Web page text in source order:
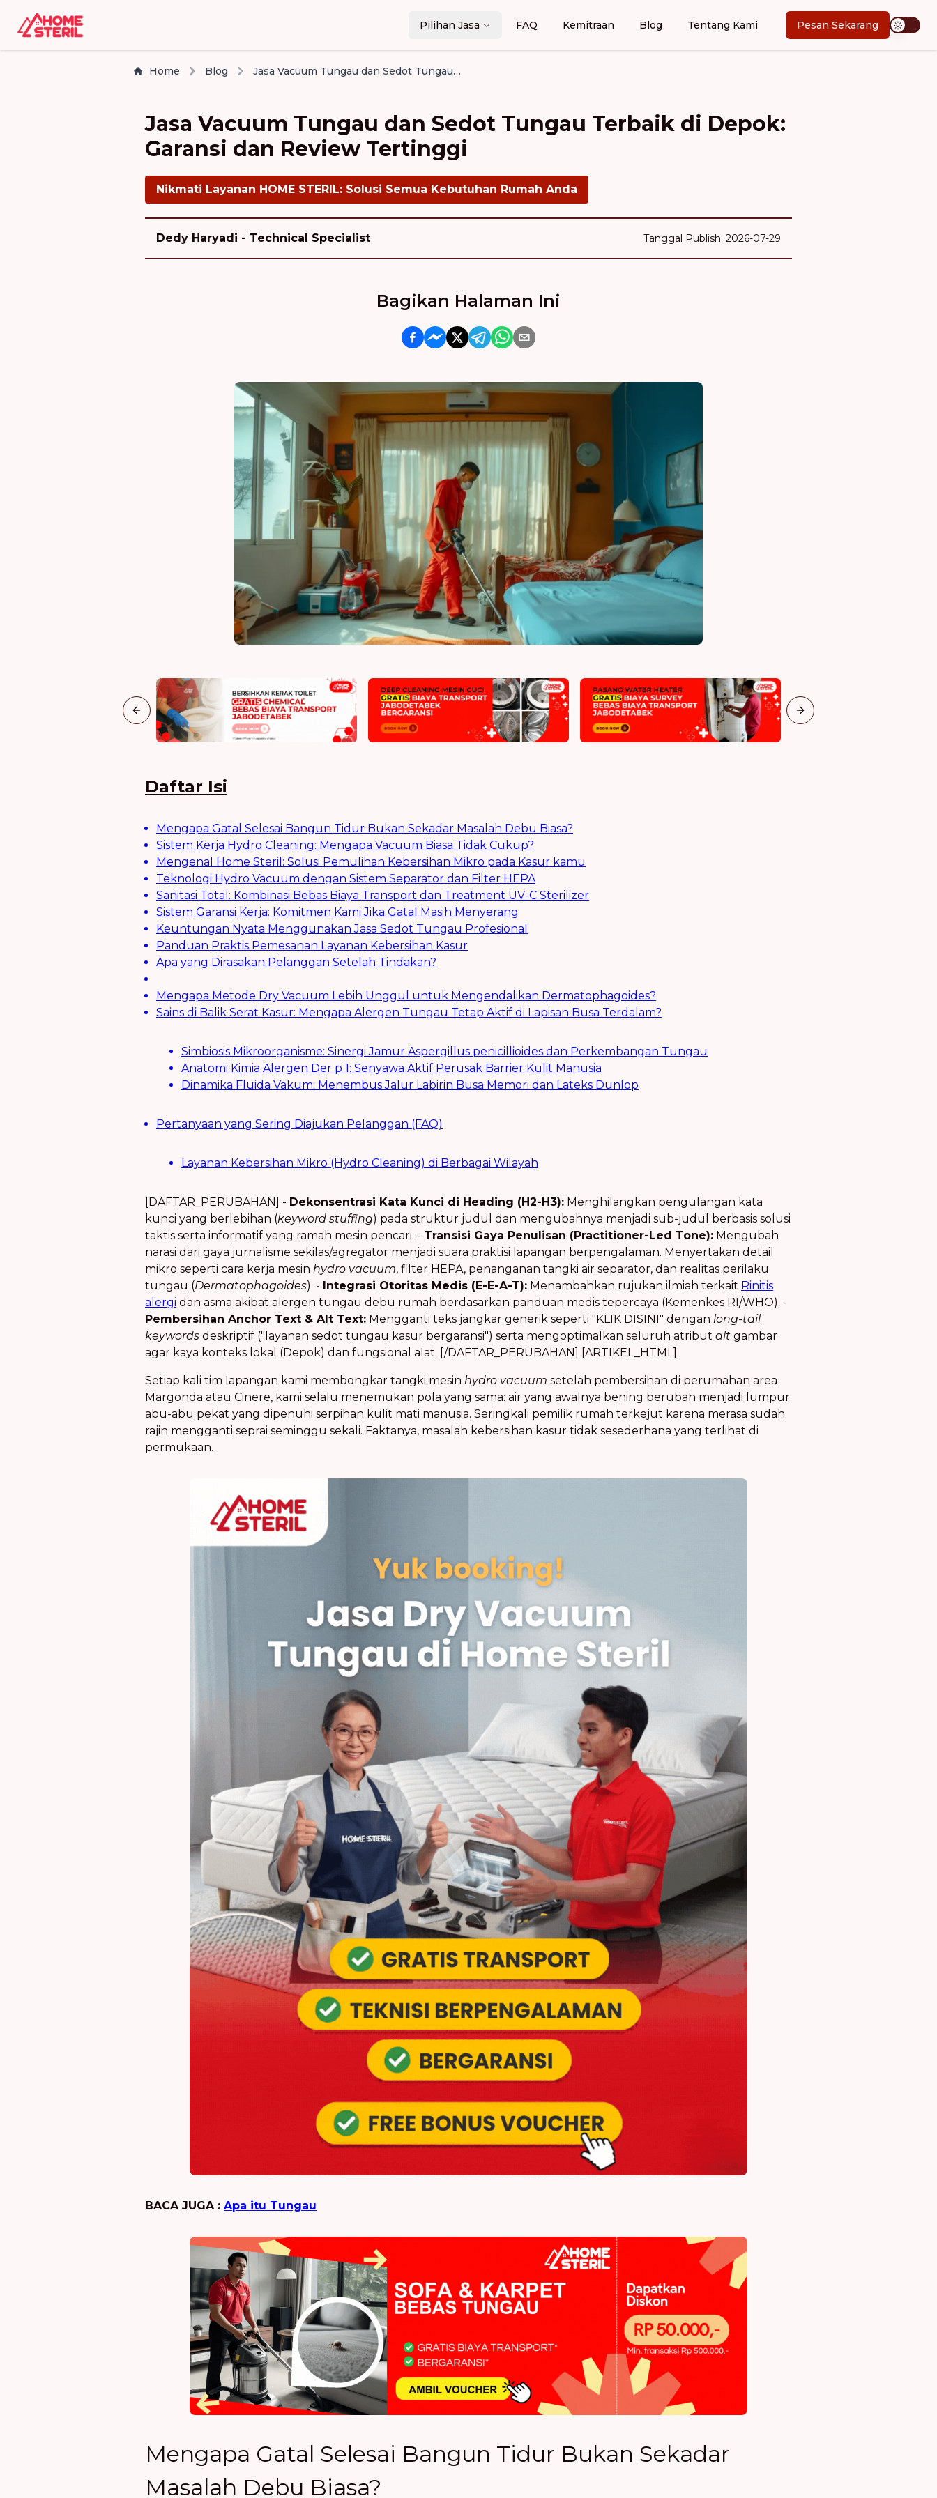
Pilihan Jasa FAQ Kemitraan Blog Tentang Kami Pesan Sekarang
Home Blog Jasa Vacuum Tungau dan Sedot Tungau Terbaik di Depok: Garansi dan Review Tertinggi
Jasa Vacuum Tungau dan Sedot Tungau Terbaik di Depok:
Garansi dan Review Tertinggi
Nikmati Layanan HOME STERIL: Solusi Semua Kebutuhan Rumah Anda
Dedy Haryadi - Technical Specialist Tanggal Publish: 2026-07-29
Bagikan Halaman Ini
Previous slide Next slide
Daftar Isi
Mengapa Gatal Selesai Bangun Tidur Bukan Sekadar Masalah Debu Biasa?
Sistem Kerja Hydro Cleaning: Mengapa Vacuum Biasa Tidak Cukup?
Mengenal Home Steril: Solusi Pemulihan Kebersihan Mikro pada Kasur kamu
Teknologi Hydro Vacuum dengan Sistem Separator dan Filter HEPA
Sanitasi Total: Kombinasi Bebas Biaya Transport dan Treatment UV-C Sterilizer
Sistem Garansi Kerja: Komitmen Kami Jika Gatal Masih Menyerang
Keuntungan Nyata Menggunakan Jasa Sedot Tungau Profesional
Panduan Praktis Pemesanan Layanan Kebersihan Kasur
Apa yang Dirasakan Pelanggan Setelah Tindakan?
Mengapa Metode Dry Vacuum Lebih Unggul untuk Mengendalikan Dermatophagoides?
Sains di Balik Serat Kasur: Mengapa Alergen Tungau Tetap Aktif di Lapisan Busa Terdalam?
Simbiosis Mikroorganisme: Sinergi Jamur Aspergillus penicillioides dan Perkembangan Tungau
Anatomi Kimia Alergen Der p 1: Senyawa Aktif Perusak Barrier Kulit Manusia
Dinamika Fluida Vakum: Menembus Jalur Labirin Busa Memori dan Lateks Dunlop
Pertanyaan yang Sering Diajukan Pelanggan (FAQ)
Layanan Kebersihan Mikro (Hydro Cleaning) di Berbagai Wilayah
[DAFTAR_PERUBAHAN] - Dekonsentrasi Kata Kunci di Heading (H2-H3): Menghilangkan pengulangan kata
kunci yang berlebihan (keyword stuffing) pada struktur judul dan mengubahnya menjadi sub-judul berbasis solusi
taktis serta informatif yang ramah mesin pencari. - Transisi Gaya Penulisan (Practitioner-Led Tone): Mengubah
narasi dari gaya jurnalisme sekilas/agregator menjadi suara praktisi lapangan berpengalaman. Menyertakan detail
mikro seperti cara kerja mesin hydro vacuum, filter HEPA, penanganan tangki air separator, dan realitas perilaku
tungau (Dermatophagoides). - Integrasi Otoritas Medis (E-E-A-T): Menambahkan rujukan ilmiah terkait Rinitis
alergi dan asma akibat alergen tungau debu rumah berdasarkan panduan medis tepercaya (Kemenkes RI/WHO). -
Pembersihan Anchor Text & Alt Text: Mengganti teks jangkar generik seperti "KLIK DISINI" dengan long-tail
keywords deskriptif ("layanan sedot tungau kasur bergaransi") serta mengoptimalkan seluruh atribut alt gambar
agar kaya konteks lokal (Depok) dan fungsional alat. [/DAFTAR_PERUBAHAN] [ARTIKEL_HTML]
Setiap kali tim lapangan kami membongkar tangki mesin hydro vacuum setelah pembersihan di perumahan area
Margonda atau Cinere, kami selalu menemukan pola yang sama: air yang awalnya bening berubah menjadi lumpur
abu-abu pekat yang dipenuhi serpihan kulit mati manusia. Seringkali pemilik rumah terkejut karena merasa sudah
rajin mengganti seprai seminggu sekali. Faktanya, masalah kebersihan kasur tidak sesederhana yang terlihat di
permukaan.
BACA JUGA : Apa itu Tungau
Mengapa Gatal Selesai Bangun Tidur Bukan Sekadar
Masalah Debu Biasa?